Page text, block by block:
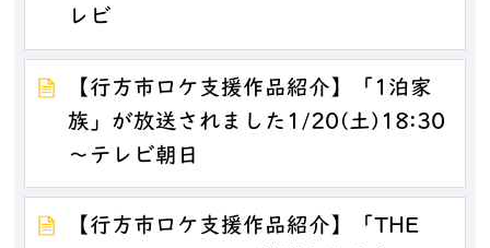
レビ
【行方市ロケ支援作品紹介】「1泊家
族」が放送されました1/20(土)18:30
～テレビ朝日
【行方市ロケ支援作品紹介】「THE